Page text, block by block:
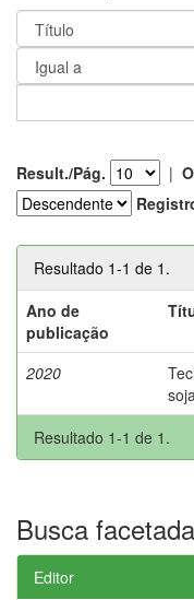
Result./Pág. |
Resultado 1-1 de 1.
Ano de
publicação
2020
Resultado 1-1 de 1.
Busca facetada
Editor